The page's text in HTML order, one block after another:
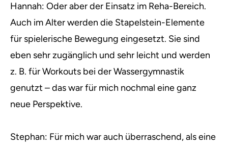
Hannah: Oder aber der Einsatz im Reha-Bereich.
Auch im Alter werden die Stapelstein-Elemente
für spielerische Bewegung eingesetzt. Sie sind
eben sehr zugänglich und sehr leicht und werden
z. B. für Workouts bei der Wassergymnastik
genutzt – das war für mich nochmal eine ganz
neue Perspektive.
Stephan: Für mich war auch überraschend, als eine